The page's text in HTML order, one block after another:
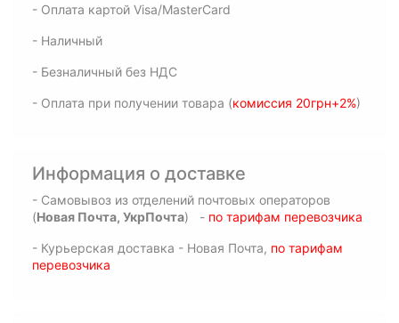
- Оплата картой Visa/MasterCard
- Наличный
- Безналичный без НДС
- Оплата при получении товара (комиссия 20грн+2%)
Информация о доставке
- Самовывоз из отделений почтовых операторов
(Новая Почта, УкрПочта) - по тарифам перевозчика
- Курьерская доставка - Новая Почта, по тарифам
перевозчика